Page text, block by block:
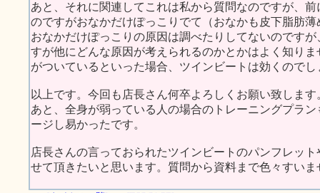
あと、それに関連してこれは私から質問なのですが、
のですがおなかだけぽっこりでて（おなかも皮下脂肪
おなかだけぽっこりの原因は調べたりしてないのです
すが他にどんな原因が考えられるのかとかはよく知り
がついているといった場合、ツインビートは効くのでし
以上です。今回も店長さん何卒よろしくお願い致します
あと、全身が弱っている人の場合のトレーニングプラ
ージし易かったです。
店長さんの言っておられたツインビートのパンフレッ
せて頂きたいと思います。質問から資料まで色々すい